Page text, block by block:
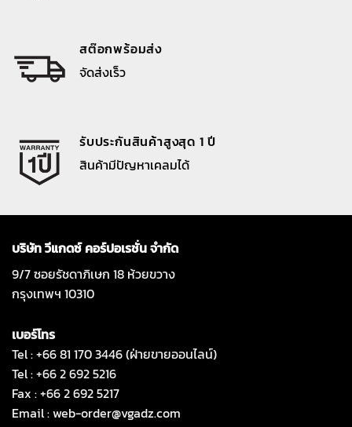
สต๊อกพร้อมส่ง
จัดส่งเร็ว
รับประกันสินค้าสูงสุด 1 ปี
สินค้ามีปัญหาเคลมได้
บริษัท วีแกดซ์ คอร์ปอเรชั่น จำกัด
9/7 ซอยรัชดาภิเษก 18 ห้วยขวาง
กรุงเทพฯ 10310
เบอร์โทร
Tel : +66 81 170 3446 (ฝ่ายขายออนไลน์)
Tel : +66 2 692 5216
Fax : +66 2 692 5217
Email :web-order@vgadz.com